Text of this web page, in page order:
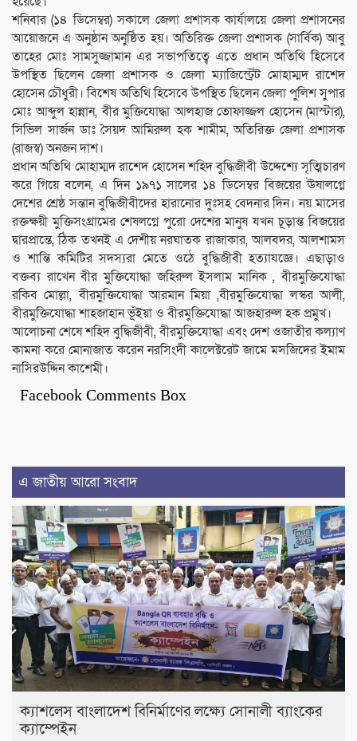
শনিবার (১৪ ডিসেম্বর) সকালে জেলা প্রশাসক কার্যালয়ে জেলা প্রশাসনের
আয়োজনে এ অনুষ্ঠান অনুষ্ঠিত হয়। অতিরিক্ত জেলা প্রশাসক (সার্বিক) আবু
তাহের মোঃ সামসুজ্জামান এর সভাপতিত্বে এতে প্রধান অতিথি হিসেবে
উপস্থিত ছিলেন জেলা প্রশাসক ও জেলা ম্যাজিস্ট্রেট মোহাম্মদ রাশেদ
হোসেন চৌধুরী। বিশেষ অতিথি হিসেবে উপস্থিত ছিলেন জেলা পুলিশ সুপার
মোঃ আব্দুল হান্নান, বীর মুক্তিযোদ্ধা আলহাজ তোফাজ্জল হোসেন (মাস্টার),
সিভিল সার্জন ডাঃ সৈয়দ আমিরুল হক শামীম, অতিরিক্ত জেলা প্রশাসক
(রাজস্ব) অনজন দাশ।
প্রধান অতিথি মোহাম্মদ রাশেদ হোসেন শহিদ বুদ্ধিজীবী উদ্দেশ্যে সৃত্মিচারণ
করে গিয়ে বলেন, এ দিন ১৯৭১ সালের ১৪ ডিসেম্বর বিজয়ের ঊষালগ্নে
দেশের শ্রেষ্ঠ সন্তান বুদ্ধিজীবীদের হারানোর দুঃসহ বেদনার দিন। নয় মাসের
রক্তক্ষয়ী মুক্তিসংগ্রামের শেষলগ্নে পুরো দেশের মানুষ যখন চূড়ান্ত বিজয়ের
দ্বারপ্রান্তে, ঠিক তখনই এ দেশীয় নরঘাতক রাজাকার, আলবদর, আলশামস
ও শান্তি কমিটির সদস্যরা মেতে ওঠে বুদ্ধিজীবী হত্যাযজ্ঞে। এছাড়াও
বক্তব্য রাখেন বীর মুক্তিযোদ্ধা জহিরুল ইসলাম মানিক , বীরমুক্তিযোদ্ধা
রকিব মোল্লা, বীরমুক্তিযোদ্ধা আরমান মিয়া ,বীরমুক্তিযোদ্ধা লস্কর আলী,
বীরমুক্তিযোদ্ধা শাহজাহান ভূঁইয়া ও বীরমুক্তিযোদ্ধা আজহারুল হক প্রমুখ।
আলোচনা শেষে শহিদ বুদ্ধিজীবী, বীরমুক্তিযোদ্ধা এবং দেশ ওজাতীর কল্যাণ
কামনা করে মোনাজাত করেন নরসিংদী কালেক্টরেট জামে মসজিদের ইমাম
নাসিরউদ্দিন কাশেমী।
Facebook Comments Box
এ জাতীয় আরো সংবাদ
ক্যাশলেস বাংলাদেশ বিনির্মাণের লক্ষ্যে সোনালী ব্যাংকের
ক্যাম্পেইন